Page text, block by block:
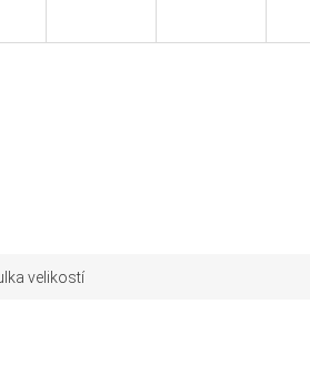
velikostí